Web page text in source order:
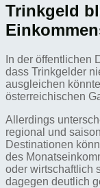
Trinkgeld
In der öffentlichen
dass Trinkgelder
ausgleichen
österreichischen
Allerdings
regional und
Destinationen
des
oder wirtschaftlich
dagegen deutlich